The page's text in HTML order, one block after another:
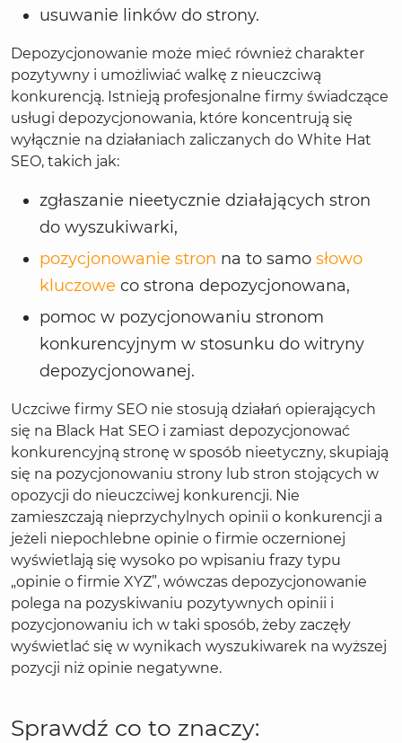
usuwanie linków do strony.
Depozycjonowanie może mieć również charakter
pozytywny i umożliwiać walkę z nieuczciwą
konkurencją. Istnieją profesjonalne firmy świadczące
usługi depozycjonowania, które koncentrują się
wyłącznie na działaniach zaliczanych do White Hat
SEO, takich jak:
zgłaszanie nieetycznie działających stron
do wyszukiwarki,
pozycjonowanie stron na to samo słowo
kluczowe co strona depozycjonowana,
pomoc w pozycjonowaniu stronom
konkurencyjnym w stosunku do witryny
depozycjonowanej.
Uczciwe firmy SEO nie stosują działań opierających
się na Black Hat SEO i zamiast depozycjonować
konkurencyjną stronę w sposób nieetyczny, skupiają
się na pozycjonowaniu strony lub stron stojących w
opozycji do nieuczciwej konkurencji. Nie
zamieszczają nieprzychylnych opinii o konkurencji a
jeżeli niepochlebne opinie o firmie oczernionej
wyświetlają się wysoko po wpisaniu frazy typu
„opinie o firmie XYZ”, wówczas depozycjonowanie
polega na pozyskiwaniu pozytywnych opinii i
pozycjonowaniu ich w taki sposób, żeby zaczęły
wyświetlać się w wynikach wyszukiwarek na wyższej
pozycji niż opinie negatywne.
Sprawdź co to znaczy: